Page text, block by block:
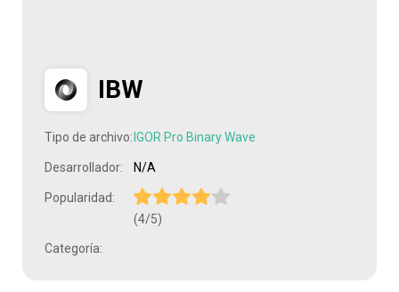
IBW
Tipo de archivo: IGOR Pro Binary Wave
Desarrollador: N/A
Popularidad:
(4/5)
Categoría: